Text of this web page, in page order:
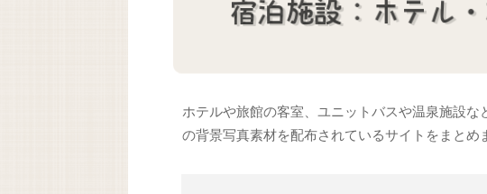
ホテルや旅館の客室、ユニットバスや温泉施設
の背景写真素材を配布されているサイトをまとめ